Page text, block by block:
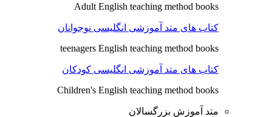
Adult English teaching method books
کتاب های متد آموزشی انگلیسی نوجوانان
teenagers English teaching method books
کتاب های متد آموزشی انگلیسی کودکان
Children's English teaching method books
متد آموزش بزرگسالان